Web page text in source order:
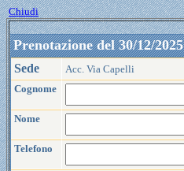
Chiudi
Prenotazione del 30/12/2025
Sede
Acc. Via Capelli
Cognome
Nome
Telefono